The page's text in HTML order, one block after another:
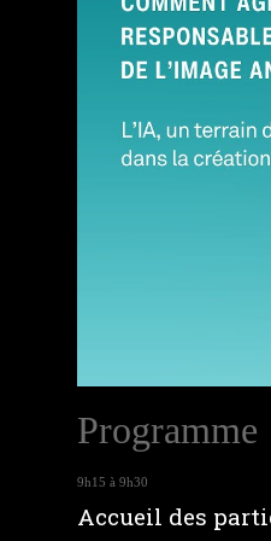
Programme
9h15 à 9h30
Accueil des